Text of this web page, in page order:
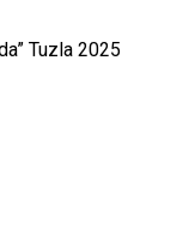
Tuzla 2025